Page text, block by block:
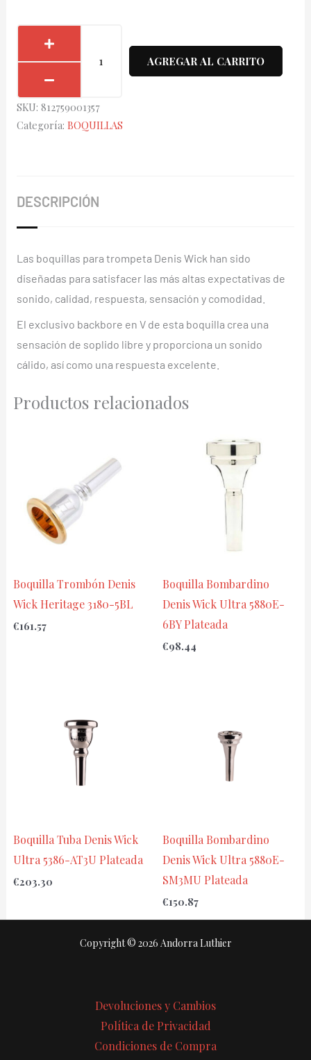
Trompeta
5882-
3C
AGREGAR AL CARRITO
SKU: 812759001357
Categoría: BOQUILLAS
DESCRIPCIÓN
Las boquillas para trompeta Denis Wick han sido
diseñadas para satisfacer las más altas expectativas de
sonido, calidad, respuesta, sensación y comodidad.
El exclusivo backbore en V de esta boquilla crea una
sensación de soplido libre y proporciona un sonido
cálido, así como una respuesta excelente.
Productos relacionados
Boquilla Trombón Denis
Wick Heritage 3180-5BL
€161.57
Boquilla Bombardino
Denis Wick Ultra 5880E-
6BY Plateada
€98.44
Boquilla Tuba Denis Wick
Ultra 5386-AT3U Plateada
€203.30
Boquilla Bombardino
Denis Wick Ultra 5880E-
SM3MU Plateada
€150.87
Copyright © 2026 Andorra Luthier
Devoluciones y Cambios
Política de Privacidad
Condiciones de Compra